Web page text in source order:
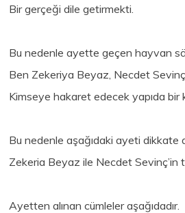
Bir gerçeği dile getirmekti.
Bu nedenle ayette geçen hayvan
Ben Zekeriya Beyaz, Necdet
Kimseye hakaret edecek yapıda bir
Bu nedenle aşağıdaki ayeti dikkate
Zekeria Beyaz ile Necdet Sevinç’in
Ayetten alınan cümleler aşağıdadır.